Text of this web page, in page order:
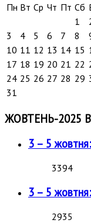
Пн Вт Ср Чт Пт Сб
1
3
4 5 6 7 8
10 11 12 13 14 15
17 18 19 20 21 22
24 25 26 27 28 29
31
ЖОВТЕНЬ-2025
3 – 5
3394
3 – 5
2935